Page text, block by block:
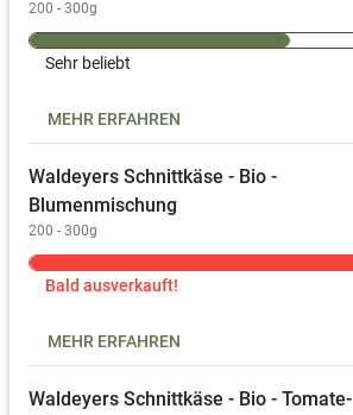
200 - 300g
Sehr beliebt
MEHR ERFAHREN
Waldeyers Schnittkäse - Bio -
Blumenmischung
200 - 300g
Bald ausverkauft!
MEHR ERFAHREN
Waldeyers Schnittkäse - Bio - Tomate-